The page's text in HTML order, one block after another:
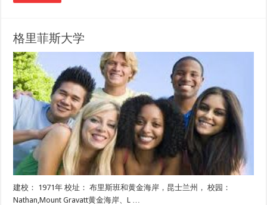
格里菲斯大学
建校： 1971年 校址： 布里斯班和黄金海岸，昆士兰州， 校园：
Nathan,Mount Gravatt黄金海岸、L …